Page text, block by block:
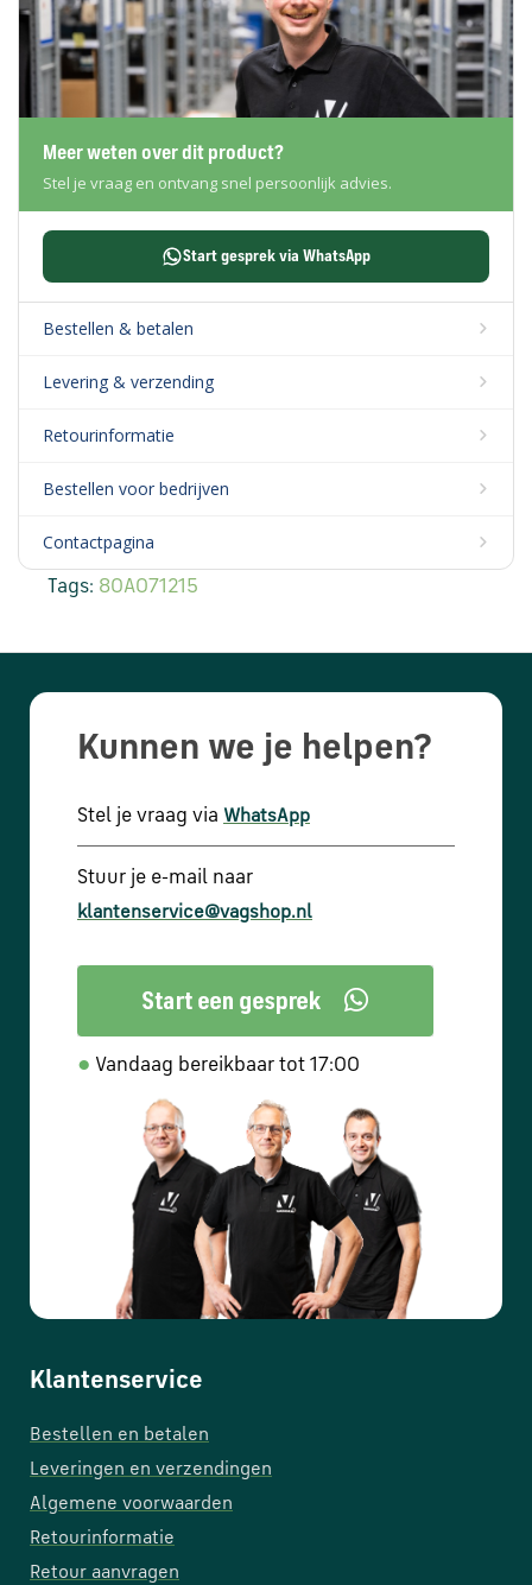
Meer weten over dit product?
Stel je vraag en ontvang snel persoonlijk advies.
Start gesprek via WhatsApp
Bestellen & betalen
Levering & verzending
Retourinformatie
Bestellen voor bedrijven
Contactpagina
Tags: 80A071215
Kunnen we je helpen?
Stel je vraag via WhatsApp
Stuur je e-mail naar
klantenservice@vagshop.nl
● Vandaag bereikbaar tot 17:00
Klantenservice
Bestellen en betalen
Leveringen en verzendingen
Algemene voorwaarden
Retourinformatie
Retour aanvragen